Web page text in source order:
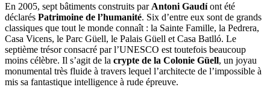
En 2005, sept bâtiments construits par Antoni Gaudíont été
déclarés Patrimoine de l’humanité. Six d’entre eux sont de grands
classiques que tout le monde connaît : la Sainte Famille, la Pedrera,
Casa Vicens, le Parc Güell, le Palais Güell et Casa Batlló. Le
septième trésor consacré par l’UNESCO est toutefois beaucoup
moins célèbre. Il s’agit de la crypte de la Colonie Güell, un joyau
monumental très fluide à travers lequel l’architecte de l’impossible à
mis sa fantastique intelligence à rude épreuve.